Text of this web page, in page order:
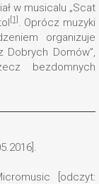
w musicalu „Scat
[1] . Oprócz muzyki
organizuje
Dobrych Domów”,
bezdomnych
[odczyt: